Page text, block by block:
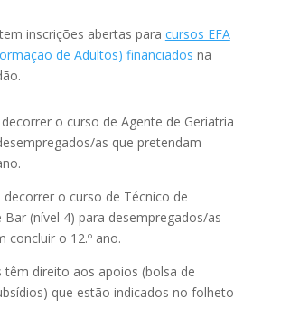
inscrições abertas para cursos EFA
de Adultos) financiados na
o curso de Agente de Geriatria
as que pretendam
decorrer o curso de Técnico de
Bar (nível 4) para desempregados/as
concluir o 12.º ano.
têm direito aos apoios (bolsa de
que estão indicados no folheto